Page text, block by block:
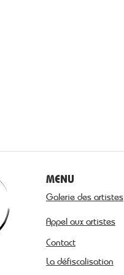
MENU
Galerie des artistes
Appel aux artistes
Contact
La défiscalisation